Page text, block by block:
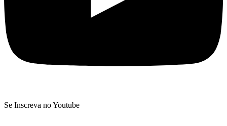
Se Inscreva no Youtube